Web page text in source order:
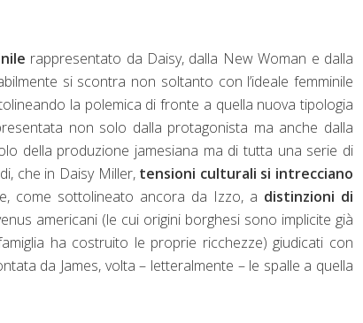
rappresentato da Daisy, dalla New Woman e dalla
si scontra non soltanto con l’ideale femminile
la polemica di fronte a quella nuova tipologia
non solo dalla protagonista ma anche dalla
della produzione jamesiana ma di tutta una serie di
che in Daisy Miller, tensioni culturali si intrecciano
come sottolineato ancora da Izzo, a distinzioni di
americani (le cui origini borghesi sono implicite già
ha costruito le proprie ricchezze) giudicati con
da James, volta – letteralmente – le spalle a quella